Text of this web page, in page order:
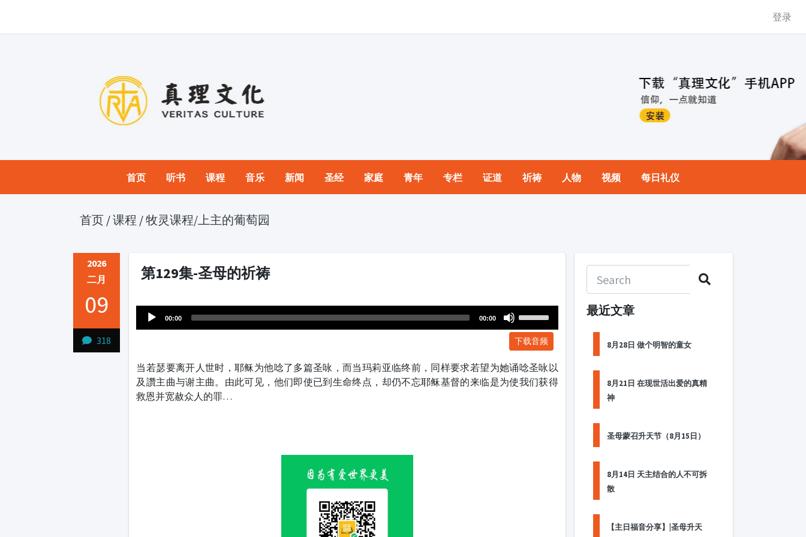
登录
首页 听书 课程 音乐 新闻 圣经 家庭 青年 专栏 证道 祈祷 人物 视频 每日礼仪
首页 /课程 /牧灵课程/上主的葡萄园
2026
二月
09
318
第129集-圣母的祈祷
Player
00:00 00:00
Arrow
to
increase
下载音频
当若瑟要离开人世时，耶稣为他唸了多篇圣咏，而当玛莉亚临终前，同样要求若望为她诵唸圣咏以
及讚主曲与谢主曲。由此可见，他们即使已到生命终点，却仍不忘耶稣基督的来临是为使我们获得
救恩并宽赦众人的罪…
最近文章
8月28日 做个明智的童女
8月21日 在现世活出爱的真精
神
圣母蒙召升天节（8月15日）
8月14日 天主结合的人不可拆
散
【主日福音分享】|圣母升天